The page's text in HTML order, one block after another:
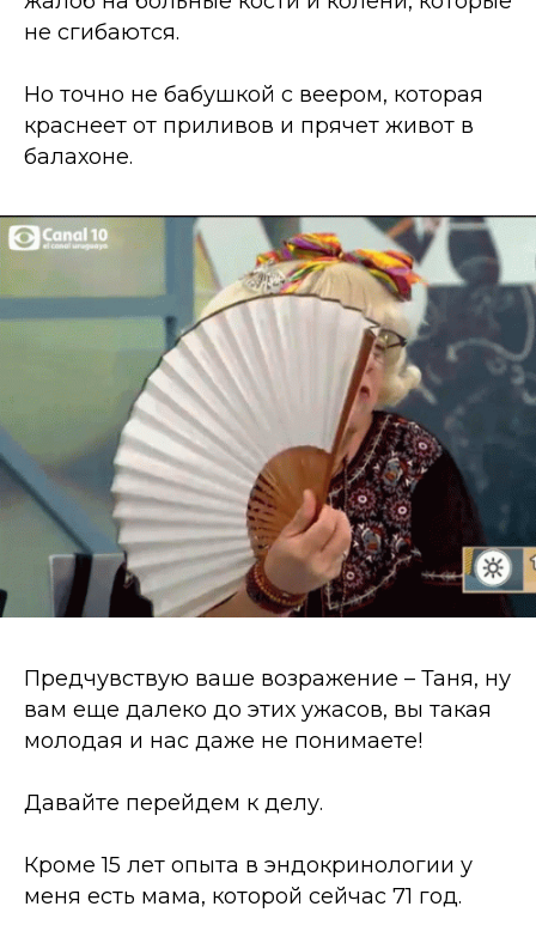
не сгибаются.
Но точно не бабушкой с веером, которая
краснеет от приливов и прячет живот в
балахоне.
Предчувствую ваше возражение – Таня, ну
вам еще далеко до этих ужасов, вы такая
молодая и нас даже не понимаете!
Давайте перейдем к делу.
Кроме 15 лет опыта в эндокринологии у
меня есть мама, которой сейчас 71 год.